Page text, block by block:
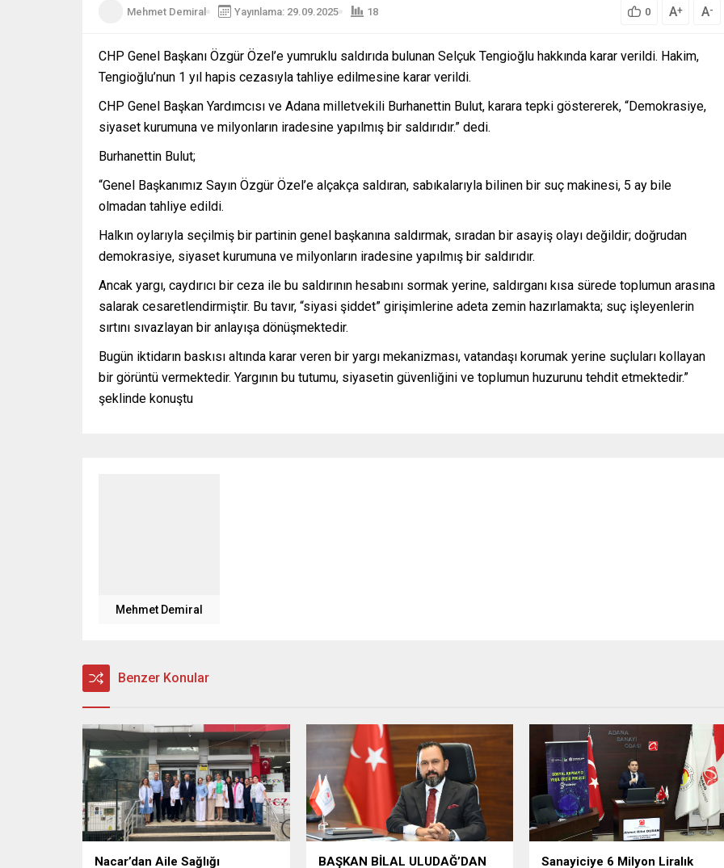
Mehmet Demiral Yayınlama: 29.09.2025 18 0 A+ A-
CHP Genel Başkanı Özgür Özel’e yumruklu saldırıda bulunan Selçuk Tengioğlu hakkında karar verildi. Hakim,
Tengioğlu’nun 1 yıl hapis cezasıyla tahliye edilmesine karar verildi.
CHP Genel Başkan Yardımcısı ve Adana milletvekili Burhanettin Bulut, karara tepki göstererek, “Demokrasiye,
siyaset kurumuna ve milyonların iradesine yapılmış bir saldırıdır.” dedi.
Burhanettin Bulut;
“Genel Başkanımız Sayın Özgür Özel’e alçakça saldıran, sabıkalarıyla bilinen bir suç makinesi, 5 ay bile
olmadan tahliye edildi.
Halkın oylarıyla seçilmiş bir partinin genel başkanına saldırmak, sıradan bir asayiş olayı değildir; doğrudan
demokrasiye, siyaset kurumuna ve milyonların iradesine yapılmış bir saldırıdır.
Ancak yargı, caydırıcı bir ceza ile bu saldırının hesabını sormak yerine, saldırganı kısa sürede toplumun arasına
salarak cesaretlendirmiştir. Bu tavır, “siyasi şiddet” girişimlerine adeta zemin hazırlamakta; suç işleyenlerin
sırtını sıvazlayan bir anlayışa dönüşmektedir.
Bugün iktidarın baskısı altında karar veren bir yargı mekanizması, vatandaşı korumak yerine suçluları kollayan
bir görüntü vermektedir. Yargının bu tutumu, siyasetin güvenliğini ve toplumun huzurunu tehdit etmektedir.”
şeklinde konuştu
Mehmet Demiral
Benzer Konular
Nacar’dan Aile Sağlığı
BAŞKAN BİLAL ULUDAĞ’DAN
Sanayiciye 6 Milyon Liralık